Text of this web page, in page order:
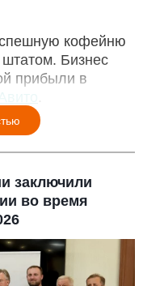
кофейню
Бизнес
прибыли в
Авито
заключили
во время